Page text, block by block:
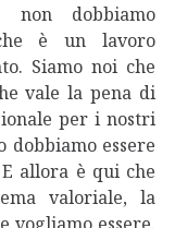
non dobbiamo
è un lavoro
Siamo noi che
vale la pena di
per i nostri
essere
allora è qui che
valoriale, la
vogliamo essere.